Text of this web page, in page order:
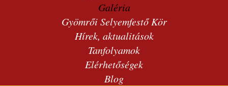
Galéria
Gyömrői Selyemfestő Kör
Hírek, aktualitások
Tanfolyamok
Elérhetőségek
Blog